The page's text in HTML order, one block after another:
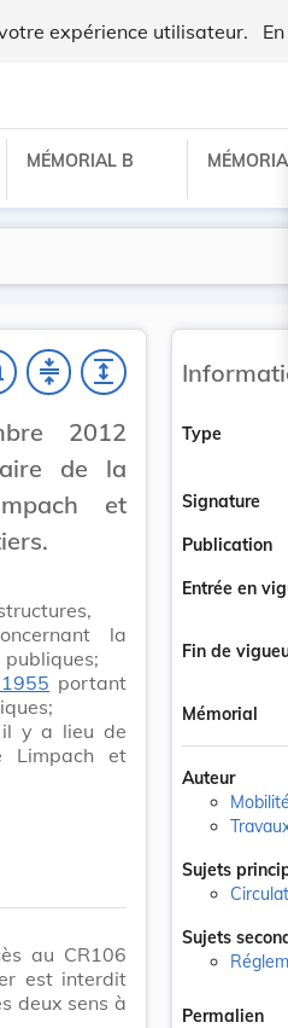
expérience utilisateur.
MÉMORIAL B
compress expand
2012
de la
et
la
portant
il y a lieu de
Limpach et
au CR106
est interdit
deux sens à
Type
Signature
Publication
Entrée en
Fin de
Mémorial
Auteur
Sujets
Sujets
Permalien